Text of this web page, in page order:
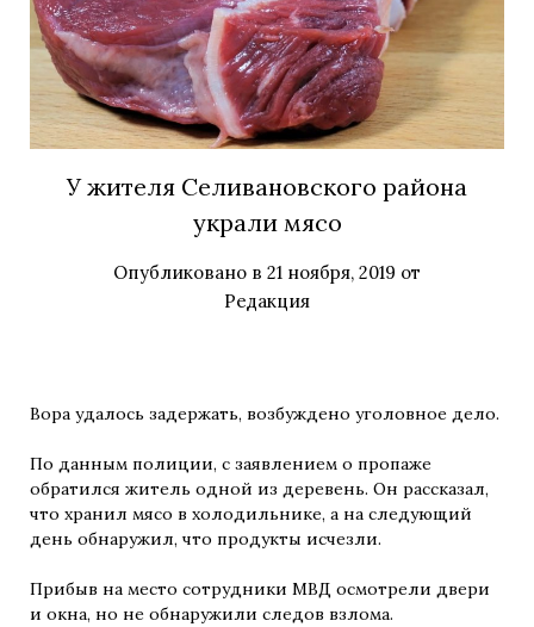
У жителя Селивановского района
украли мясо
Опубликовано в 21 ноября, 2019 от
Редакция
Вора удалось задержать, возбуждено уголовное дело.
По данным полиции, с заявлением о пропаже
обратился житель одной из деревень. Он рассказал,
что хранил мясо в холодильнике, а на следующий
день обнаружил, что продукты исчезли.
Прибыв на место сотрудники МВД осмотрели двери
и окна, но не обнаружили следов взлома.